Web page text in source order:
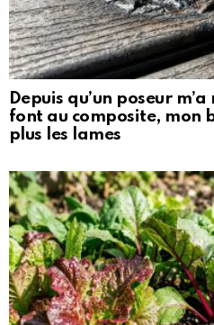
Depuis qu’un poseur
font au composite, mon
plus les lames